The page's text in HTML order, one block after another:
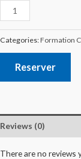
Categories:Formation
Reserver
Reviews (0)
There are no reviews